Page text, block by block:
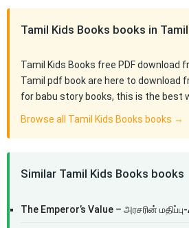
Tamil Kids Books books in Tamil
Tamil Kids Books free PDF download
Tamil pdf book are here to download
for babu story books, this is the best
Browse all Tamil Kids Books books →
Similar Tamil Kids Books books
The Emperor’s Value – அரசரின்